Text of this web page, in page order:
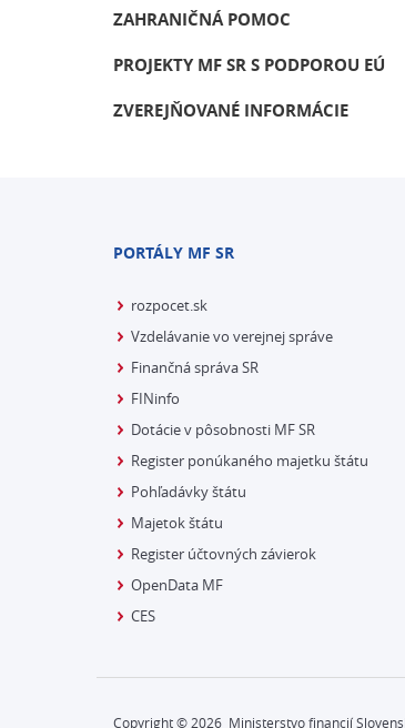
ZAHRANIČNÁ POMOC
PROJEKTY MF SR S PODPOROU EÚ
ZVEREJŇOVANÉ INFORMÁCIE
PORTÁLY MF SR
rozpocet.sk
Vzdelávanie vo verejnej správe
Finančná správa SR
FINinfo
Dotácie v pôsobnosti MF SR
Register ponúkaného majetku štátu
Pohľadávky štátu
Majetok štátu
Register účtovných závierok
OpenData MF
CES
Copyright © 2026 Ministerstvo financií